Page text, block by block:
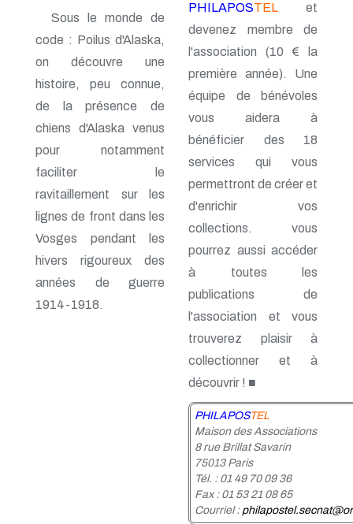
n° 70 - Janvier 1998
n° 68 - Juillet 1997
n° 67 - Avril 1997
n° 65 - Octobre 1996
n° 64 - Juillet 1996
n° 63 - Avril 1996
n° 61 - Octobre 1995
n° 60 - Juillet 1995
n° 58 - Janvier 1995
n° 57 - Octobre 1994
n° 56 - Juillet 1994
n° 55 - Avril 1994
n° 54 - Janvier 1994
n° 53 - Octobre 1993
n° 51 - Avril 1993
Sous le monde de
code : Poilus d'Alaska,
on découvre une
histoire, peu connue,
de la présence de
chiens d'Alaska venus
pour notamment
faciliter le
ravitaillement sur les
lignes de front dans les
Vosges pendant les
hivers rigoureux des
années de guerre
1914-1918.
PHILAPOSTEL et
devenez membre de
l'association (10 € la
première année). Une
équipe de bénévoles
vous aidera à
bénéficier des 18
services qui vous
permettront de créer et
d'enrichir vos
collections. vous
pourrez aussi accéder
à toutes les
publications de
l'association et vous
trouverez plaisir à
collectionner et à
découvrir ! ■
PHILAPOSTEL
Maison des Associations
8 rue Brillat Savarin
75013 Paris
Tél. : 01 49 70 09 36
Fax : 01 53 21 08 65
Courriel :